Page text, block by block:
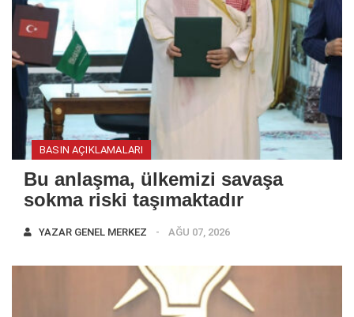
BASIN AÇIKLAMALARI
Bu anlaşma, ülkemizi savaşa
sokma riski taşımaktadır
YAZAR GENEL MERKEZ AĞU 07, 2026